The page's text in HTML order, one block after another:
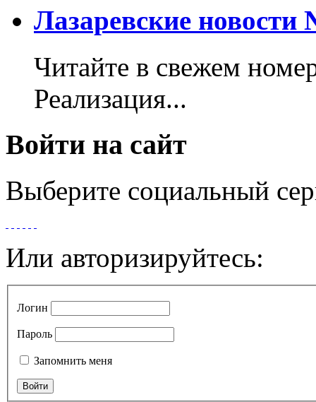
Лазаревские новости
Читайте в свежем
Реализация...
Войти на сайт
Выберите социальный
Или авторизируйтесь:
Логин
Пароль
Запомнить меня